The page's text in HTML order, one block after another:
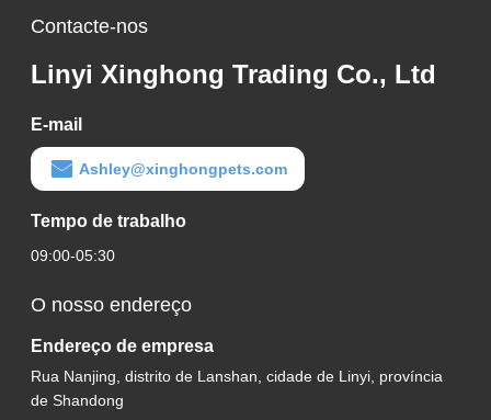
Contacte-nos
Linyi Xinghong Trading Co., Ltd
E-mail
Ashley@xinghongpets.com
Tempo de trabalho
09:00-05:30
O nosso endereço
Endereço de empresa
Rua Nanjing, distrito de Lanshan, cidade de Linyi, província
de Shandong